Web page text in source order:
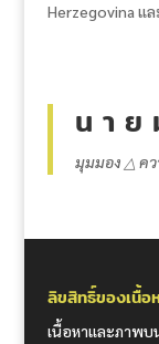
Herzegovina แ
น า ย
มุมมอง △ คว
ลิขสิทธิ์ของเนื้อ
เนื้อหาและภาพบ